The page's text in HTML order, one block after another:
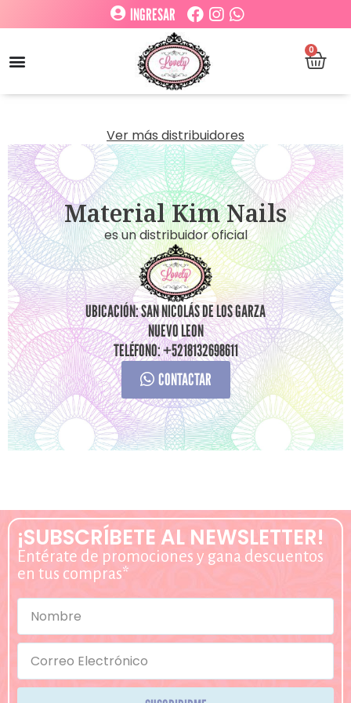
INGRESAR
0
Ver más distribuidores
Material Kim Nails
es un distribuidor oficial
UBICACIÓN: SAN NICOLÁS DE LOS GARZA
NUEVO LEON
TELÉFONO: +5218132698611
CONTACTAR
¡SUBSCRÍBETE AL NEWSLETTER!
Entérate de promociones y gana descuentos
en tus compras*